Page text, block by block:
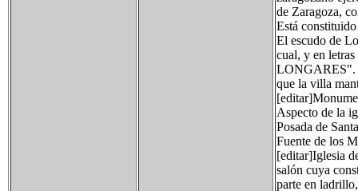
de Zaragoza,
Está
El escudo de
cual, y en
LONGARES".
que la villa
Aspecto de la
Posada de
Fuente de los
[editar]Iglesia
salón cuya
parte en